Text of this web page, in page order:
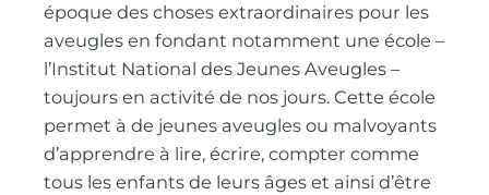
époque des choses extraordinaires pour les
aveugles en fondant notamment une école –
l’Institut National des Jeunes Aveugles –
toujours en activité de nos jours. Cette école
permet à de jeunes aveugles ou malvoyants
d’apprendre à lire, écrire, compter comme
tous les enfants de leurs âges et ainsi d’être